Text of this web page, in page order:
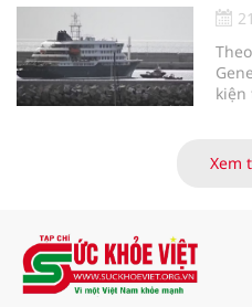
kiện
thế
Xem